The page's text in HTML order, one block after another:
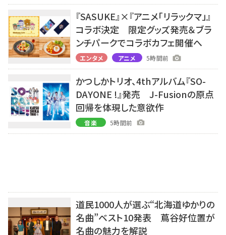
『SASUKE』×『アニメ「リラックマ」』
コラボ決定 限定グッズ発売＆ブラ
ンチパークでコラボカフェ開催へ
エンタメ アニメ 5時間前
かつしかトリオ、4thアルバム『SO-
DAYONE !』発売 J-Fusionの原点
回帰を体現した意欲作
音楽 5時間前
道民1000人が選ぶ“北海道ゆかりの
名曲”ベスト10発表 蔦谷好位置が
名曲の魅力を解説